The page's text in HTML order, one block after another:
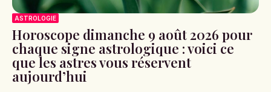
ASTROLOGIE
Horoscope dimanche 9 août 2026 pour
chaque signe astrologique : voici ce
que les astres vous réservent
aujourd’hui